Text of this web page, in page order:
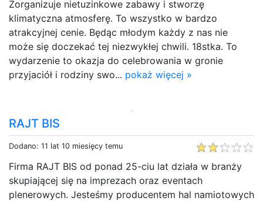
Zorganizuje nietuzinkowe zabawy i stworzę
klimatyczna atmosferę. To wszystko w bardzo
atrakcyjnej cenie. Będąc młodym każdy z nas nie
może się doczekać tej niezwykłej chwili. 18stka. To
wydarzenie to okazja do celebrowania w gronie
przyjaciół i rodziny swo... pokaż więcej »
RAJT BIS
Dodano: 11 lat 10 miesięcy temu
Firma RAJT BIS od ponad 25-ciu lat działa w branży
skupiającej się na imprezach oraz eventach
plenerowych. Jesteśmy producentem hal namiotowych